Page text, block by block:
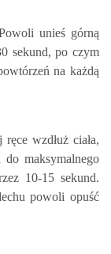
unieś górną
sekund, po czym
na każdą
wzdłuż ciała,
maksymalnego
10-15 sekund.
powoli opuść